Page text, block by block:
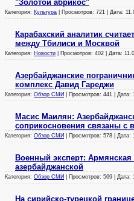
"Золотой абрикос"
Категория: Культура | Просмотров: 721 | Дата:
Карабахский аналитик
между Тбилиси и Москвой
Категория: Новости | Просмотров: 402 | Дата:
Азербайджанские
комплекс Давид Гареджи
Категория: Обзор СМИ | Просмотров: 441 | Дата:
Масис Маилян:
соприкосновения связаны с
Категория: Обзор СМИ | Просмотров: 578 | Дата:
Военный эксперт:
азербайджанской
Категория: Обзор СМИ | Просмотров: 569 | Дата:
На сирийско-турецкой